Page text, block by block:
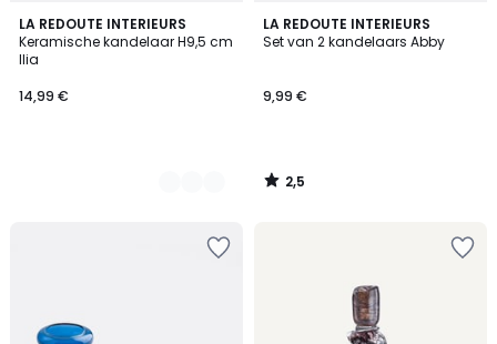
LA REDOUTE INTERIEURS
Keramische kandelaar H9,5 cm
Ilia
14,99 €
2
Kleuren
LA REDOUTE INTERIEURS
Set van 2 kandelaars Abby
9,99 €
2,5
/ 5
2,5
/